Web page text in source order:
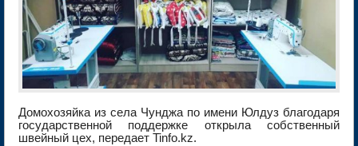
Домохозяйка из села Чунджа по имени Юлдуз благодаря
государственной поддержке открыла собственный
швейный цех, передает Tinfo.kz.